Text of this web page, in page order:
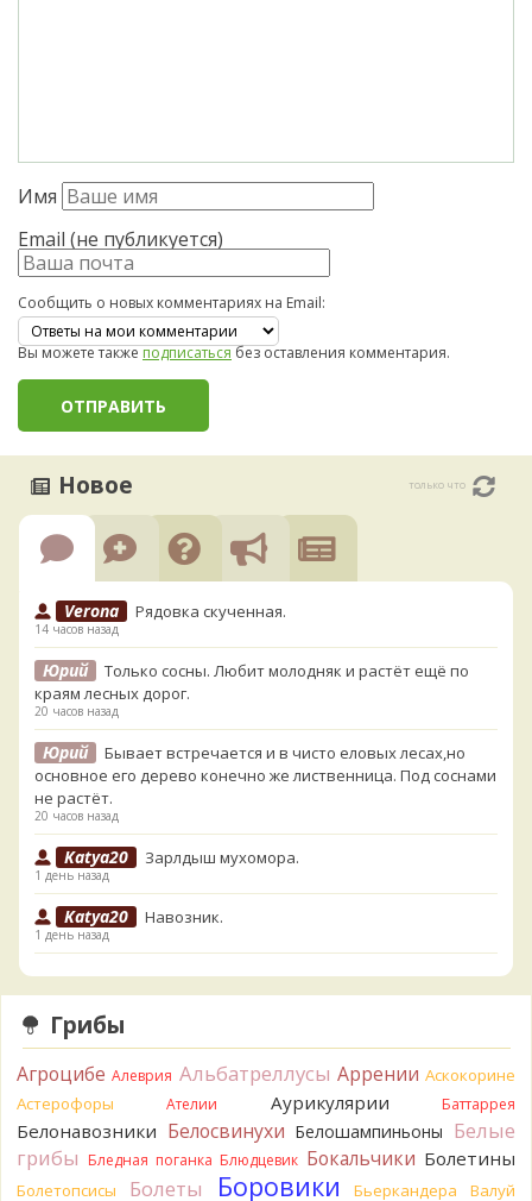
Имя
Email (не публикуется)
Сообщить о новых комментариях на Email:
Вы можете такжеподписатьсябез оставления комментария.
Новое только что
Verona Рядовка скученная.
14 часов назад
Юрий
Только сосны. Любит молодняк и растёт ещё по
краям лесных дорог.
20 часов назад
Юрий
Бывает встречается и в чисто еловых лесах,но
основное его дерево конечно же лиственница. Под соснами
не растёт.
20 часов назад
Katya20 Зарлдыш мухомора.
1 день назад
Katya20 Навозник.
1 день назад
Verona Скорее всего он.
2 дня назад
Verona
2 дня назад
Verona
Рядовка мыльная, судя по пластинкам.
Правильно сделали, что не взяли.
2 дня назад
Грибы
Агроцибе Алеврия Альбатреллусы Аррении Аскокорине
Астерофоры
Ателии Аурикулярии Баттаррея
Белонавозники Белосвинухи Белошампиньоны Белые
грибы Бледная поганка Блюдцевик Бокальчики Болетины
Болетопсисы Болеты Боровики Бьеркандера Валуй